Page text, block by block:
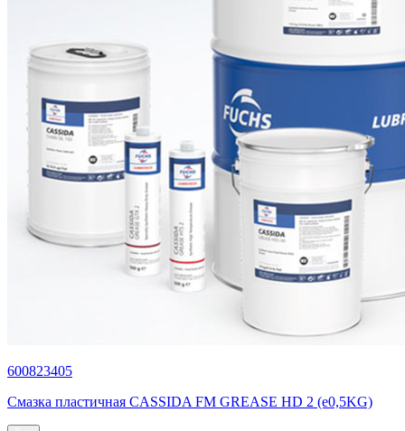
600823405
Смазка пластичная CASSIDA FM GREASE HD 2 (e0,5KG)